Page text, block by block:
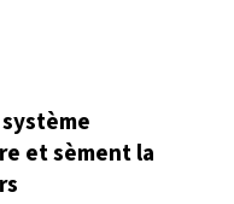
et sèment la